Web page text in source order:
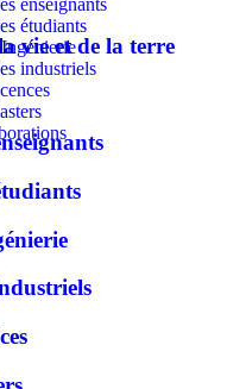
étudiants
industriels
vie et de la terre